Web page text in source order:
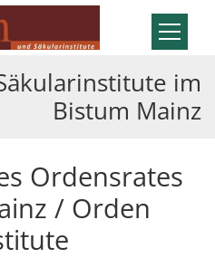
im
Bistum Mainz
Ordensrates
/ Orden